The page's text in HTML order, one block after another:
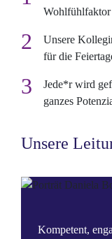
Unsere
für die
Jede*r wird
ganzes
Unsere
Kompetent,